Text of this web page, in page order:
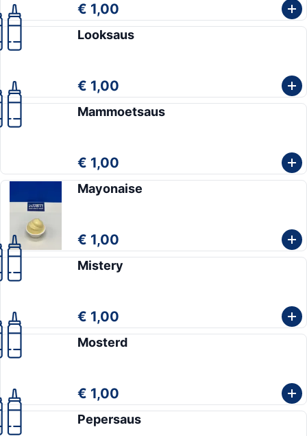
€ 1,00
Looksaus
€ 1,00
Mammoetsaus
€ 1,00
Mayonaise
€ 1,00
Mistery
€ 1,00
Mosterd
€ 1,00
Pepersaus